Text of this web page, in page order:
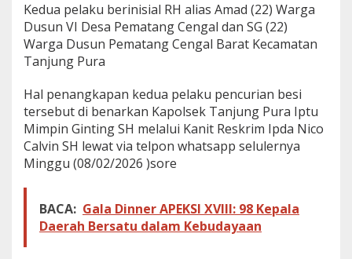
t
T
r
s
a
h
Kedua pelaku berinisial RH alias Amad (22) Warga
Dusun VI Desa Pematang Cengal dan SG (22)
Warga Dusun Pematang Cengal Barat Kecamatan
Tanjung Pura
Hal penangkapan kedua pelaku pencurian besi
tersebut di benarkan Kapolsek Tanjung Pura Iptu
Mimpin Ginting SH melalui Kanit Reskrim Ipda Nico
Calvin SH lewat via telpon whatsapp selulernya
Minggu (08/02/2026 )sore
BACA: Gala Dinner APEKSI XVIII: 98 Kepala
Daerah Bersatu dalam Kebudayaan